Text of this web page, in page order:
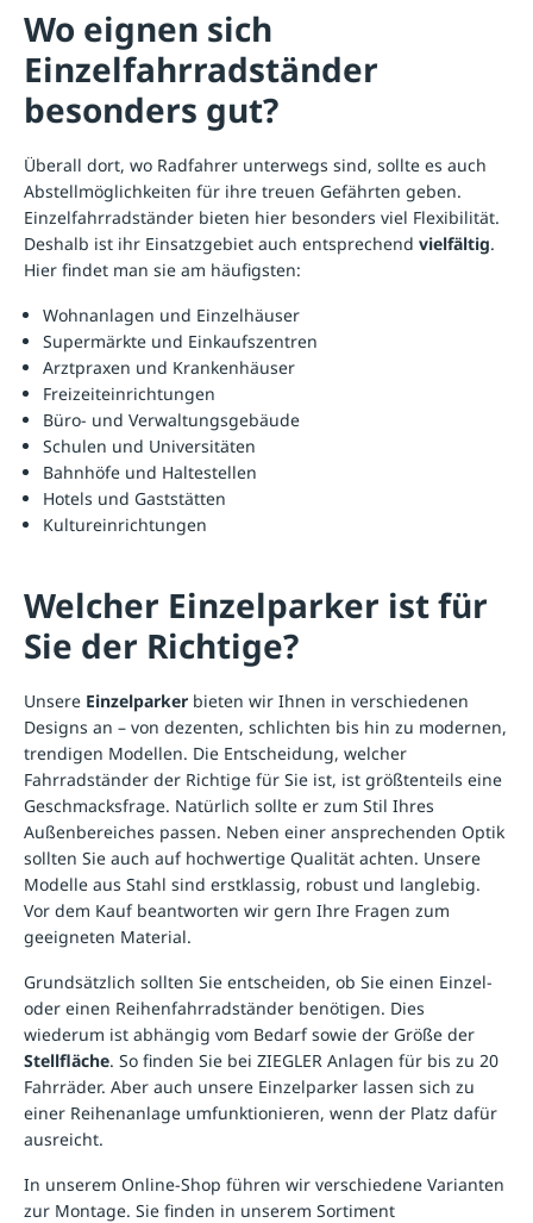
Wo eignen sich
Einzelfahrradständer
besonders gut?
Überall dort, wo Radfahrer unterwegs sind, sollte es auch
Abstellmöglichkeiten für ihre treuen Gefährten geben.
Einzelfahrradständer bieten hier besonders viel Flexibilität.
Deshalb ist ihr Einsatzgebiet auch entsprechend vielfältig.
Hier findet man sie am häufigsten:
Wohnanlagen und Einzelhäuser
Supermärkte und Einkaufszentren
Arztpraxen und Krankenhäuser
Freizeiteinrichtungen
Büro- und Verwaltungsgebäude
Schulen und Universitäten
Bahnhöfe und Haltestellen
Hotels und Gaststätten
Kultureinrichtungen
Welcher Einzelparker ist für
Sie der Richtige?
Unsere Einzelparker bieten wir Ihnen in verschiedenen
Designs an – von dezenten, schlichten bis hin zu modernen,
trendigen Modellen. Die Entscheidung, welcher
Fahrradständer der Richtige für Sie ist, ist größtenteils eine
Geschmacksfrage. Natürlich sollte er zum Stil Ihres
Außenbereiches passen. Neben einer ansprechenden Optik
sollten Sie auch auf hochwertige Qualität achten. Unsere
Modelle aus Stahl sind erstklassig, robust und langlebig.
Vor dem Kauf beantworten wir gern Ihre Fragen zum
geeigneten Material.
Grundsätzlich sollten Sie entscheiden, ob Sie einen Einzel-
oder einen Reihenfahrradständer benötigen. Dies
wiederum ist abhängig vom Bedarf sowie der Größe der
Stellfläche. So finden Sie bei ZIEGLER Anlagen für bis zu 20
Fahrräder. Aber auch unsere Einzelparker lassen sich zu
einer Reihenanlage umfunktionieren, wenn der Platz dafür
ausreicht.
In unserem Online-Shop führen wir verschiedene Varianten
zur Montage. Sie finden in unserem Sortiment